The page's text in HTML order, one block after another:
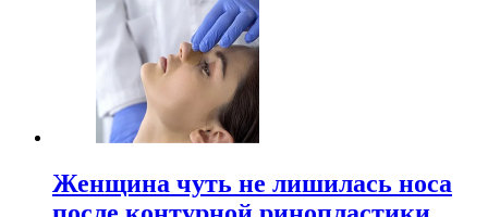
Женщина чуть не лишилась носа